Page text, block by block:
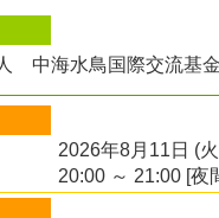
中海水鳥国際交流基
2026年8月11日 (
20:00 ～ 21:00 [夜